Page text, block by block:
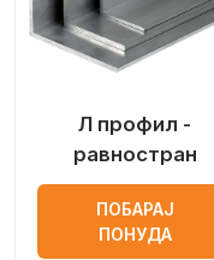
Л профил -
равностран
ПОБАРАЈ
ПОНУДА